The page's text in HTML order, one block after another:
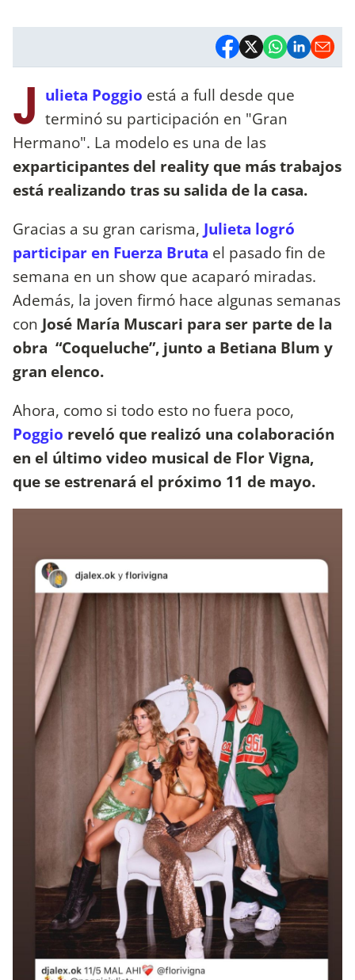
J ulieta Poggio está a full desde que
terminó su participación en "Gran
Hermano". La modelo es una de las
exparticipantes del reality que más trabajos
está realizando tras su salida de la casa.
Gracias a su gran carisma, Julieta logró
participar en Fuerza Bruta el pasado fin de
semana en un show que acaparó miradas.
Además, la joven firmó hace algunas semanas
con José María Muscari para ser parte de la
obra “Coqueluche”, junto a Betiana Blum y
gran elenco.
Ahora, como si todo esto no fuera poco,
Poggio reveló que realizó una colaboración
en el último video musical de Flor Vigna,
que se estrenará el próximo 11 de mayo.